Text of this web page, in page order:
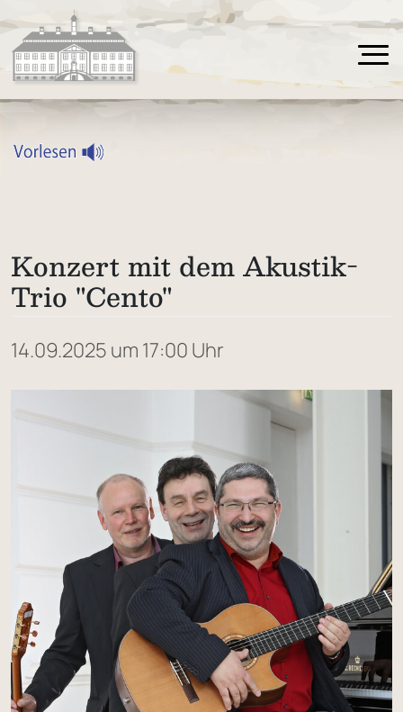
Konzert mit dem Akustik-
Trio "Cento"
14.09.2025 um 17:00 Uhr